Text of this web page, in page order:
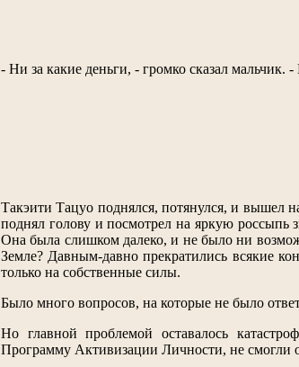
- Ни за какие деньги, - громко сказал мальчик.
Такэити Тацуо поднялся, потянулся, и вышел
поднял голову и посмотрел на яркую россыпь
Она была слишком далеко, и не было ни
Земле? Давным-давно прекратились всякие
только на собственные силы.
Было много вопросов, на которые не было
Но главной проблемой оставалось
Программу Активизации Личности, не смогли